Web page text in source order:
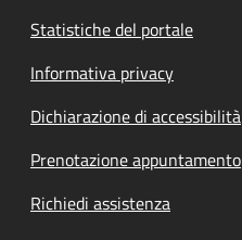
Statistiche del portale
Informativa privacy
Dichiarazione di accessibilità
Prenotazione appuntamento
Richiedi assistenza